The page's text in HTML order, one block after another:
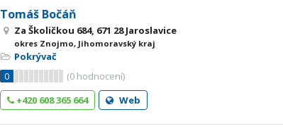
Tomáš Bočáň
Za Školičkou 684, 671 28 Jaroslavice
okres Znojmo, Jihomoravský kraj
Pokrývač
0
(0 hodnocení)
+420 608 365 664
Web